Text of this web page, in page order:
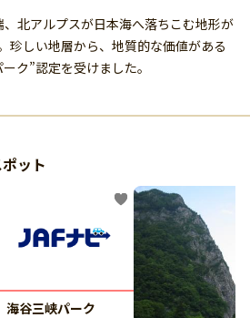
北アルプスが日本海へ落ちこむ地形が
珍しい地層から、地質的な価値がある
ク”認定を受けました。
ット
海谷三峡パーク